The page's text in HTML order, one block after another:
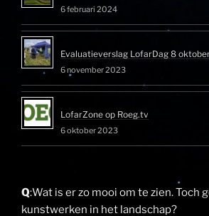
6 februari 2024
Evaluatieverslag LofarDag 8
6 november 2023
LofarZone op Roeg.tv
6 oktober 2023
Q:Wat is er zo mooi om te zien. Toch
kunstwerken in het landschap?